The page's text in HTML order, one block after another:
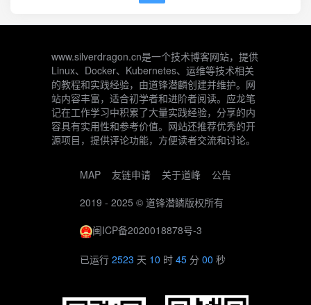
www.silverdragon.cn是一个技术博客网站，提供
Linux、Docker、Kubernetes、运维等技术相关
的教程和实践经验，由道锋潜麟创建并维护。网
站内容丰富，适合初学者和进阶者阅读。应龙笔
记在工作学习中积累了大量实践经验，分享的内
容具有实用性和参考价值。网站还推荐优秀的开
源项目，提供评论功能，方便读者交流和讨论。
MAP 友链申请 关于道峰
公告
2019 - 2025 © 道锋潜鳞版权所有
闽ICP备2020018878号-3
已运行 2523 天 10 时 45 分 00 秒